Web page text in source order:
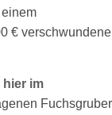
€
hier im